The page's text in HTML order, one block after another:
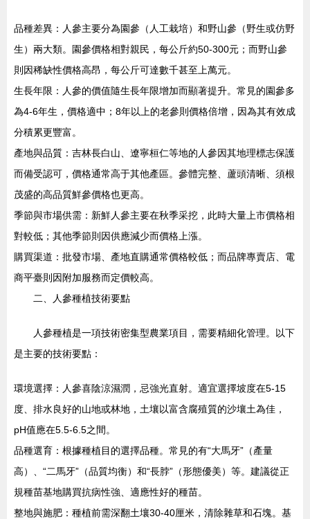
品種差異：人參主要分為園參（人工栽培）和野山參（野生或仿野
生）兩大類。園參價格相對親民，每公斤約50-300元；而野山參
則因稀缺性價格高昂，每公斤可達數千甚至上萬元。
生長年限：人參的價值隨生長年限增加而顯著提升。常見的園參多
為4-6年生，價格適中；8年以上的老參則價格倍增，因為其有效成
分積累更豐富。
產地與品質：吉林長白山、遼寧桓仁等地的人參因其地理標志保護
而備受認可，價格通常高于其他產區。參體完整、蘆頭清晰、須根
茂盛的高品質鮮參價格也更高。
季節與市場供需：新鮮人參主要在秋季采挖，此時大量上市價格相
對較低；其他季節則因供應減少而價格上漲。
購買渠道：批發市場、產地直購通常價格較低；而品牌專賣店、電
商平臺則因附加服務而定價較高。
二、人參種植技術要點
人參種植是一項技術密集型農業項目，需要精細化管理。以下
是主要的技術要點：
環境選擇：人參喜陰涼濕潤，忌強光直射。適宜選擇坡度在5-15
度、排水良好的山地或林地，土壤以富含腐殖質的沙壤土為佳，
pH值應在5.5-6.5之間。
品種選育：根據種植目的選擇品種。常見的有“大馬牙”（產量
高）、“二馬牙”（品質均衡）和“長脖”（形態優美）等。建議從正
規種苗基地購買抗病性強、適應性好的種苗。
整地與施肥：種植前需深翻土壤30-40厘米，清除雜草和石塊。基